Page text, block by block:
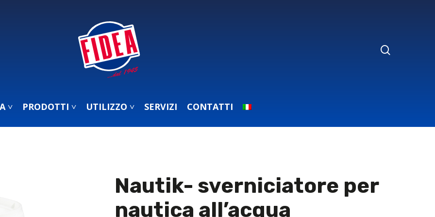
˅ PRODOTTI ˅ UTILIZZO ˅ SERVIZI CONTATTI
Nautik- sverniciatore per
nautica all’acqua